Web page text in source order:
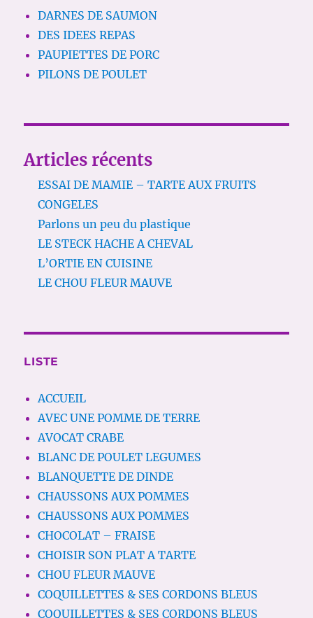
DARNES DE SAUMON
DES IDEES REPAS
PAUPIETTES DE PORC
PILONS DE POULET
Articles récents
ESSAI DE MAMIE – TARTE AUX FRUITS
CONGELES
Parlons un peu du plastique
LE STECK HACHE A CHEVAL
L’ORTIE EN CUISINE
LE CHOU FLEUR MAUVE
LISTE
ACCUEIL
AVEC UNE POMME DE TERRE
AVOCAT CRABE
BLANC DE POULET LEGUMES
BLANQUETTE DE DINDE
CHAUSSONS AUX POMMES
CHAUSSONS AUX POMMES
CHOCOLAT – FRAISE
CHOISIR SON PLAT A TARTE
CHOU FLEUR MAUVE
COQUILLETTES & SES CORDONS BLEUS
COQUILLETTES & SES CORDONS BLEUS